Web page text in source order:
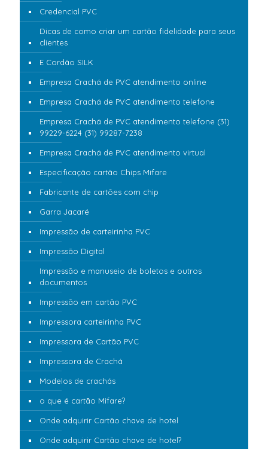
Credencial PVC
Dicas de como criar um cartão fidelidade para seus
clientes
E Cordão SILK
Empresa Crachá de PVC atendimento online
Empresa Crachá de PVC atendimento telefone
Empresa Crachá de PVC atendimento telefone (31)
99229-6224 (31) 99287-7238
Empresa Crachá de PVC atendimento virtual
Especificação cartão Chips Mifare
Fabricante de cartões com chip
Garra Jacaré
Impressão de carteirinha PVC
Impressão Digital
Impressão e manuseio de boletos e outros
documentos
Impressão em cartão PVC
Impressora carteirinha PVC
Impressora de Cartão PVC
Impressora de Crachá
Modelos de crachás
o que é cartão Mifare?
Onde adquirir Cartão chave de hotel
Onde adquirir Cartão chave de hotel?